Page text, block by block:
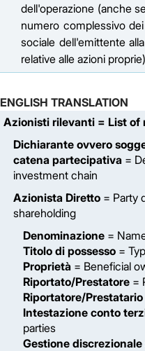
dell'operazione (anche
numero complessivo
sociale dell'emittente
relative alle azioni proprie)
ENGLISH TRANSLATION
Azionisti rilevanti = List of
Dichiarante ovvero
catena partecipativa =
investment chain
Azionista Diretto = Party
shareholding
Denominazione =
Titolo di possesso =
Proprietà = Beneficial
Riportato/Prestatore =
Riportatore/Prestatario
Intestazione conto
parties
Gestione